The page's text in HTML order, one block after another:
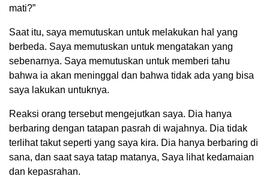
mati?”
Saat itu, saya memutuskan untuk melakukan hal yang
berbeda. Saya memutuskan untuk mengatakan yang
sebenarnya. Saya memutuskan untuk memberi tahu
bahwa ia akan meninggal dan bahwa tidak ada yang bisa
saya lakukan untuknya.
Reaksi orang tersebut mengejutkan saya. Dia hanya
berbaring dengan tatapan pasrah di wajahnya. Dia tidak
terlihat takut seperti yang saya kira. Dia hanya berbaring di
sana, dan saat saya tatap matanya, Saya lihat kedamaian
dan kepasrahan.